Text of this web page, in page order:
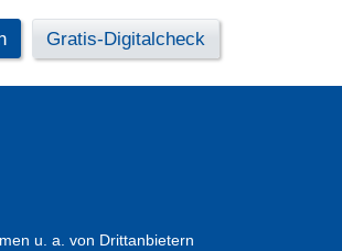
Gratis-Digitalcheck
u. a. von Drittanbietern